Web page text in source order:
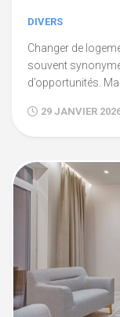
DIVERS
Changer de
souvent
d’opportunités.
29 JANVIER